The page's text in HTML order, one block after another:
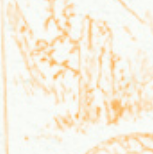
投稿ナビゲーション